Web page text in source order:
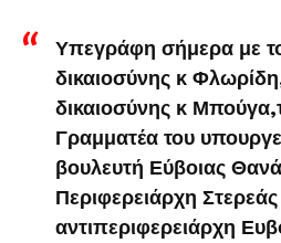
Υπεγράφη σήμερα με
δικαιοσύνης κ
δικαιοσύνης κ
Γραμματέα του
βουλευτή Εύβοιας
Περιφερειάρχη
αντιπεριφερειάρχη